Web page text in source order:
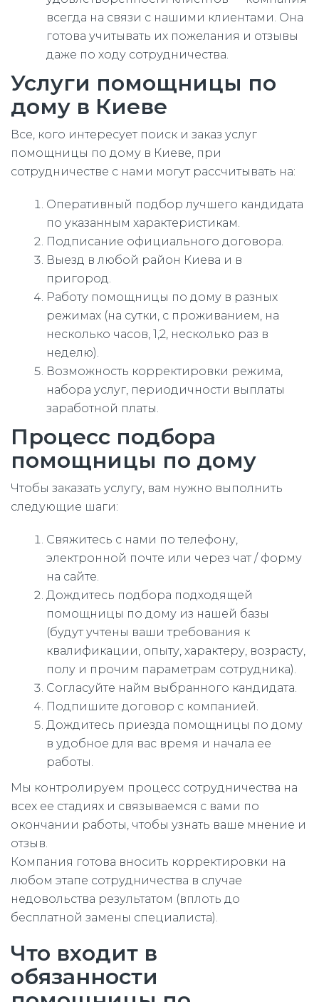
всегда на связи с нашими клиентами. Она
готова учитывать их пожелания и отзывы
даже по ходу сотрудничества.
Услуги помощницы по
дому в Киеве
Все, кого интересует поиск и заказ услуг
помощницы по дому в Киеве, при
сотрудничестве с нами могут рассчитывать на:
Оперативный подбор лучшего кандидата
по указанным характеристикам.
Подписание официального договора.
Выезд в любой район Киева и в
пригород.
Работу помощницы по дому в разных
режимах (на сутки, с проживанием, на
несколько часов, 1,2, несколько раз в
неделю).
Возможность корректировки режима,
набора услуг, периодичности выплаты
заработной платы.
Процесс подбора
помощницы по дому
Чтобы заказать услугу, вам нужно выполнить
следующие шаги:
Свяжитесь с нами по телефону,
электронной почте или через чат / форму
на сайте.
Дождитесь подбора подходящей
помощницы по дому из нашей базы
(будут учтены ваши требования к
квалификации, опыту, характеру, возрасту,
полу и прочим параметрам сотрудника).
Согласуйте найм выбранного кандидата.
Подпишите договор с компанией.
Дождитесь приезда помощницы по дому
в удобное для вас время и начала ее
работы.
Мы контролируем процесс сотрудничества на
всех ее стадиях и связываемся с вами по
окончании работы, чтобы узнать ваше мнение и
отзыв.
Компания готова вносить корректировки на
любом этапе сотрудничества в случае
недовольства результатом (вплоть до
бесплатной замены специалиста).
Что входит в
обязанности